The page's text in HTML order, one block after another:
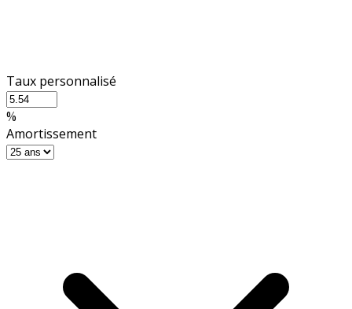
Taux personnalisé
%
Amortissement